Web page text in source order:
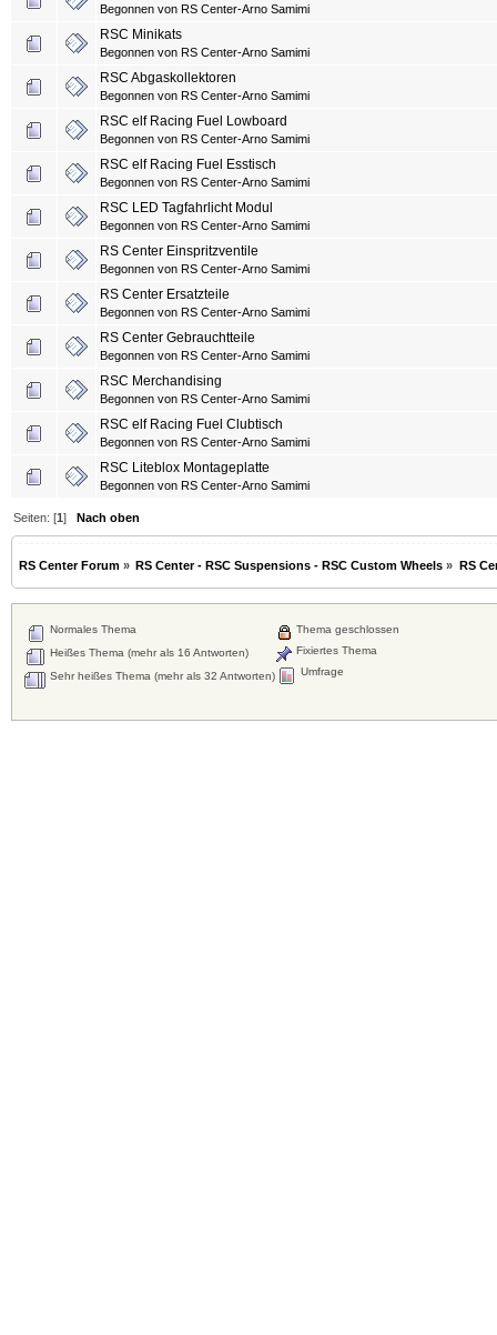
Begonnen von RS Center-Arno Samimi
RSC Minikats
Begonnen von RS Center-Arno Samimi
RSC Abgaskollektoren
Begonnen von RS Center-Arno Samimi
RSC elf Racing Fuel Lowboard
Begonnen von RS Center-Arno Samimi
RSC elf Racing Fuel Esstisch
Begonnen von RS Center-Arno Samimi
RSC LED Tagfahrlicht Modul
Begonnen von RS Center-Arno Samimi
RS Center Einspritzventile
Begonnen von RS Center-Arno Samimi
RS Center Ersatzteile
Begonnen von RS Center-Arno Samimi
RS Center Gebrauchtteile
Begonnen von RS Center-Arno Samimi
RSC Merchandising
Begonnen von RS Center-Arno Samimi
RSC elf Racing Fuel Clubtisch
Begonnen von RS Center-Arno Samimi
RSC Liteblox Montageplatte
Begonnen von RS Center-Arno Samimi
Seiten: [1]Nach oben
RS Center Forum » RS Center - RSC Suspensions - RSC Custom Wheels » RS
Normales Thema
Heißes Thema (mehr als 16 Antworten)
Sehr heißes Thema (mehr als 32 Antworten)
Thema geschlossen
Fixiertes Thema
Umfrage